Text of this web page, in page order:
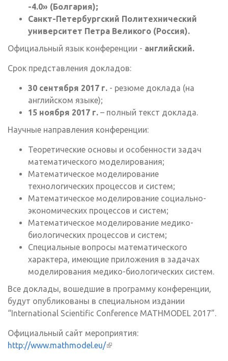
-4.0» (Болгария);
Санкт-Петербургский Политехнический
университет Петра Великого (Россия).
Официальный язык конференции - английский.
Срок представления докладов:
30 сентября 2017 г. - резюме доклада (на
английском языке);
15 ноября 2017 г. – полный текст доклада.
Научные направления конференции:
Теоретические основы и особенности задач
математического моделирования;
Математическое моделирование
технологических процессов и систем;
Математическое моделирование социально-
экономических процессов и систем;
Математическое моделирование медико-
биологических процессов и систем;
Специальные вопросы математического
характера, имеющие приложения в задачах
моделирования медико-биологических систем.
Все доклады, вошедшие в программу конференции,
будут опубликованы в специальном издании
“International Scientific Conference MATHMODEL 2017”.
Официальный сайт мероприятия:
http://www.mathmodel.eu/(внешняя ссылка)